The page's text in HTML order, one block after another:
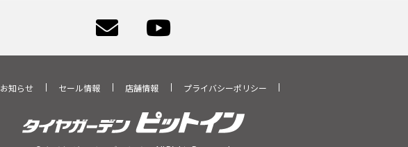
お知らせ セール情報 店舗情報 プライバシーポリシー